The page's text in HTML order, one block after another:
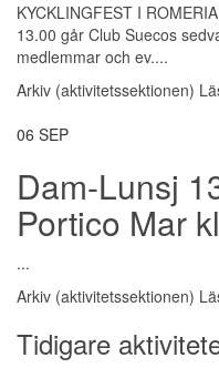
KYCKLINGFEST I
13.00 går Club Suecos
medlemmar och ev....
Arkiv (aktivitetssektionen)
06 SEP
Dam-Lunsj
Portico Mar
...
Arkiv (aktivitetssektionen)
Tidigare